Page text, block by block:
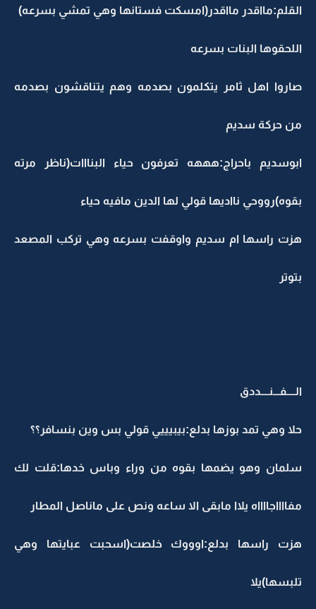
القلم:مااقدر مااقدر(امسكت فستانها وهي تمشي بسرعه)
اللحقوها البنات بسرعه
صاروا اهل ثامر يتكلمون بصدمه وهم يتناقشون بصدمه
من حركة سديم
ابوسديم باحراج:هههه تعرفون حياء البنااات(ناظر مرته
بقوه)رووحي نااديها قولي لها الدين مافيه حياء
هزت راسها ام سديم واوقفت بسرعه وهي تركب المصعد
بتوتر
الــــفـــنــــددق
حلا وهي تمد بوزها بدلع:بيبيييي قولي بس وين بنسافر؟؟
سلمان وهو يضمها بقوه من وراء وباس خدها:قلت لك
مفااااجااااه يلاا مابقى الا ساعه ونص على ماناصل المطار
هزت راسها بدلع:اوووك خلصت(اسحبت عبايتها وهي
تلبسها)يلا